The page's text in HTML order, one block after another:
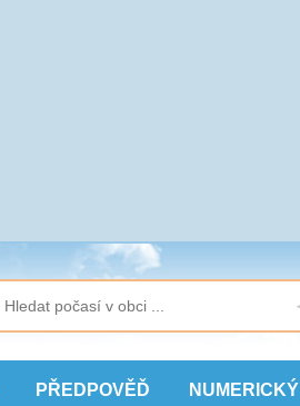
PŘEDPOVĚĎ NUMERICKÝ